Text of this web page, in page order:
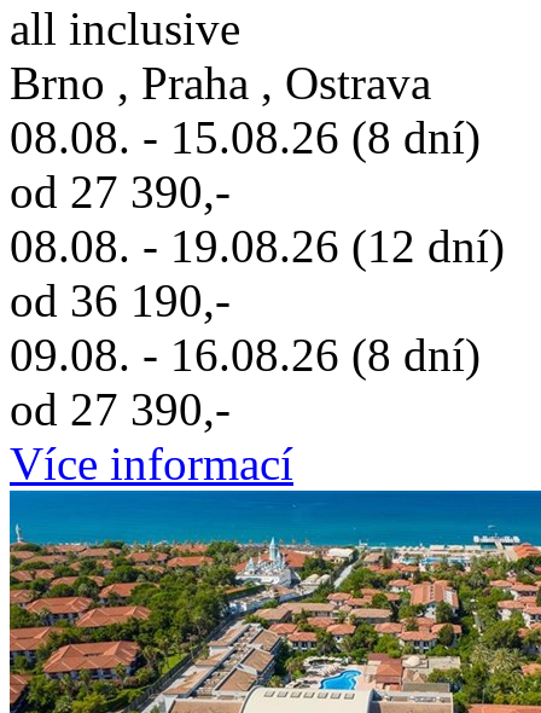
all inclusive
Brno , Praha , Ostrava
08.08. - 15.08.26 (8 dní)
od 27 390,-
08.08. - 19.08.26 (12 dní)
od 36 190,-
09.08. - 16.08.26 (8 dní)
od 27 390,-
Více informací